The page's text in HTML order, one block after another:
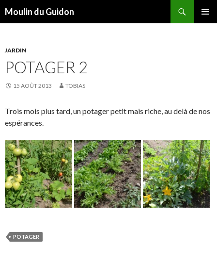
Moulin du Guidon
JARDIN
POTAGER 2
15 AOÛT 2013 TOBIAS
Trois mois plus tard, un potager petit mais riche, au delà de nos
espérances.
POTAGER